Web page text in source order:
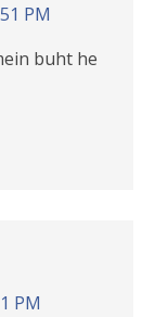
PM
buht he
PM